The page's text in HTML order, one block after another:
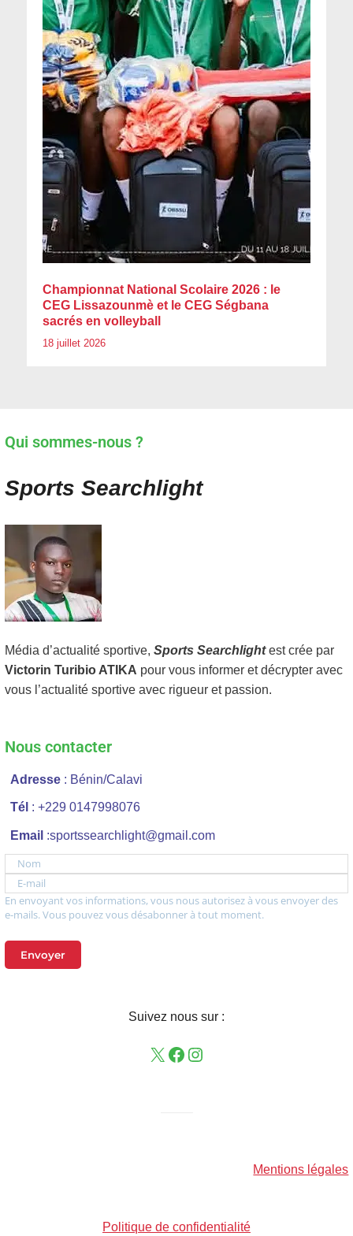
Championnat National Scolaire 2026 : le
CEG Lissazounmè et le CEG Ségbana
sacrés en volleyball
18 juillet 2026
Qui sommes-nous ?
Sports Searchlight
Média d’actualité sportive, Sports Searchlightest crée par
Victorin Turibio ATIKA pour vous informer et décrypter avec
vous l’actualité sportive avec rigueur et passion.
Nous contacter
Adresse : Bénin/Calavi
Tél : +229 0147998076
Email :sportssearchlight@gmail.com
Nom
E-mail
En envoyant vos informations, vous nous autorisez à vous envoyer des
e-mails. Vous pouvez vous désabonner à tout moment.
Envoyer
Suivez nous sur :
Mentions légales
Politique de confidentialité